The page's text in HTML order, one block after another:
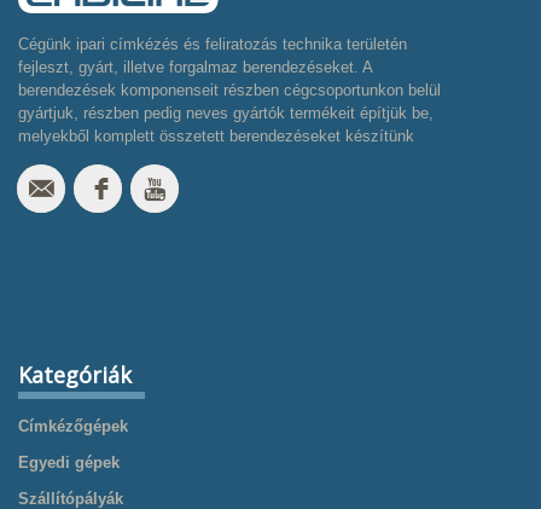
Cégünk ipari címkézés és feliratozás technika területén
fejleszt, gyárt, illetve forgalmaz berendezéseket. A
berendezések komponenseit részben cégcsoportunkon belül
gyártjuk, részben pedig neves gyártók termékeit építjük be,
melyekből komplett összetett berendezéseket készítünk
Kategóriák
Címkézőgépek
Egyedi gépek
Szállítópályák